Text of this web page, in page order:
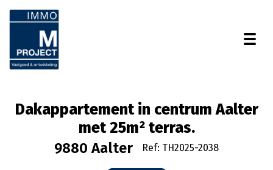
Dakappartement in centrum Aalter
met 25m² terras.
9880 Aalter Ref: TH2025-2038